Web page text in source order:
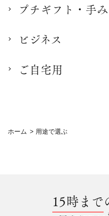
プチギフト・手
ビジネス
ご自宅用
ホーム > 用途で選ぶ
15時まで